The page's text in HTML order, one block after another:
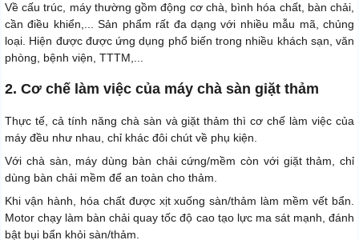
Về cấu trúc, máy thường gồm động cơ chà, bình hóa chất, bàn chải,
cần điều khiển,... Sản phẩm rất đa dạng với nhiều mẫu mã, chủng
loại. Hiện được được ứng dụng phổ biến trong nhiều khách sạn, văn
phòng, bệnh viện, TTTM,...
2. Cơ chế làm việc của máy chà sàn giặt thảm
Thực tế, cả tính năng chà sàn và giặt thảm thì cơ chế làm việc của
máy đều như nhau, chỉ khác đôi chút về phụ kiện.
Với chà sàn, máy dùng bàn chải cứng/mềm còn với giặt thảm, chỉ
dùng bàn chải mềm để an toàn cho thảm.
Khi vận hành, hóa chất được xịt xuống sàn/thảm làm mềm vết bẩn.
Motor chạy làm bàn chải quay tốc độ cao tạo lực ma sát mạnh, đánh
bật bụi bẩn khỏi sàn/thảm.